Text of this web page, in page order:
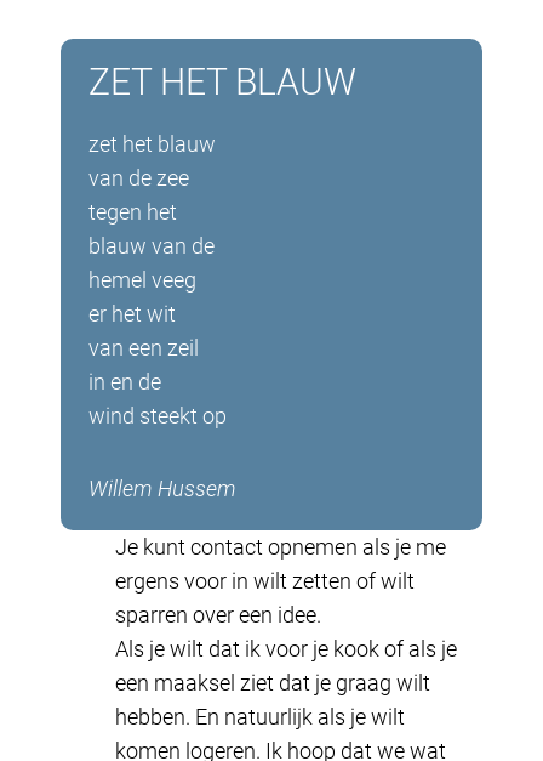
ZET HET BLAUW
zet het blauw
van de zee
tegen het
blauw van de
hemel veeg
er het wit
van een zeil
in en de
wind steekt op
Willem Hussem
Je kunt contact opnemen als je me
ergens voor in wilt zetten of wilt
sparren over een idee.
Als je wilt dat ik voor je kook of als je
een maaksel ziet dat je graag wilt
hebben. En natuurlijk als je wilt
komen logeren. Ik hoop dat we wat